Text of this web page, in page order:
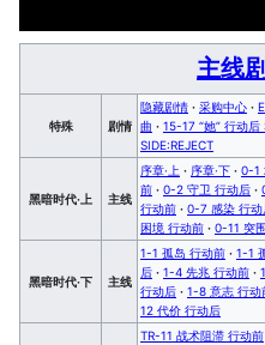
主线
特殊 剧情
隐藏剧情 · 采购中心 ·
曲 · 15-17 “她” 行动后
SIDE:REJECT
黑暗时代·上 主线
序章·上 · 序章·下 · 0-1
前 · 0-2 守卫 行动后 ·
行动前 · 0-7 感染 行动
困境 行动前 · 0-11 突
黑暗时代·下 主线
1-1 孤岛 行动前 · 1-1
后 · 1-4 先兆 行动前 ·
行动后 · 1-8 意志 行动
12 代价 行动后
TR-11 战术阻滞 行动前